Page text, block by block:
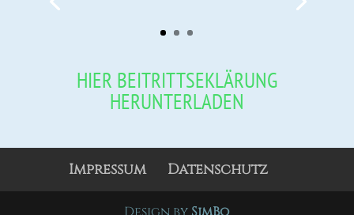
HIER BEITRITTSEKLÄRUNG
HERUNTERLADEN
Impressum Datenschutz